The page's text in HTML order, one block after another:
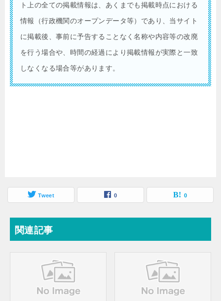
ト上の全ての掲載情報は、あくまでも掲載時点における
情報（行政機関のオープンデータ等）であり、当サイト
に掲載後、事前に予告することなく名称や内容等の改廃
を行う場合や、時間の経過により掲載情報が実際と一致
しなくなる場合等があります。
Tweet 0 0
関連記事